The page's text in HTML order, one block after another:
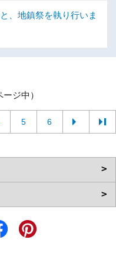
、地鎮祭を執り行いま
ジ中）
5 6